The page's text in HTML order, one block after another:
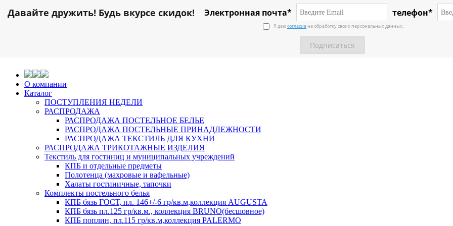
Давайте дружить! Будь вкурсе скидок! Электронная почта* телефон*
Я даюсогласие на обработку своих персональных данных.
О компании
Каталог
ПОСТУПЛЕНИЯ НЕДЕЛИ
РАСПРОДАЖА
РАСПРОДАЖА ПОСТЕЛЬНОЕ БЕЛЬЕ
РАСПРОДАЖА ПОСТЕЛЬНЫЕ ПРИНАДЛЕЖНОСТИ
РАСПРОДАЖА ТЕКСТИЛЬ ДЛЯ КУХНИ
РАСПРОДАЖА ТРИКОТАЖНЫЕ ИЗДЕЛИЯ
Текстиль для гостиниц и муниципальных учреждений
КПБ и отдельные предметы
Полотенца (махровые и вафельные)
Халаты гостиничные, тапочки
Комплекты постельного белья
КПБ бязь ГОСТ, пл. 146+/-6 гр/кв.м,коллекция AUGUSTA
КПБ бязь пл.125 гр/кв.м., коллекция BRUNO(бесшовное)
КПБ поплин, пл.115 гр/кв.м,коллекция PALERMO